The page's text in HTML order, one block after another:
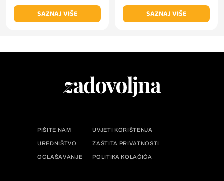
SAZNAJ VIŠE
SAZNAJ VIŠE
PIŠITE NAM UVJETI KORIŠTENJA
UREDNIŠTVO ZAŠTITA PRIVATNOSTI
OGLAŠAVANJE POLITIKA KOLAČIĆA